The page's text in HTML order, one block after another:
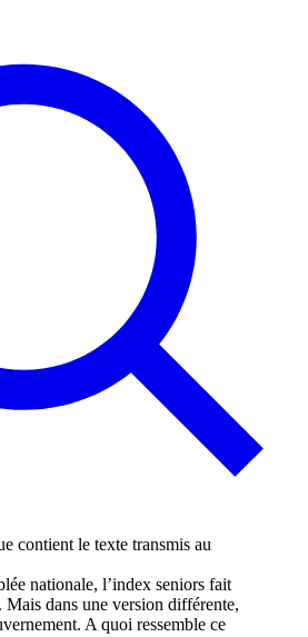
nationale, l’index seniors fait
Mais dans une version différente,
A quoi ressemble ce